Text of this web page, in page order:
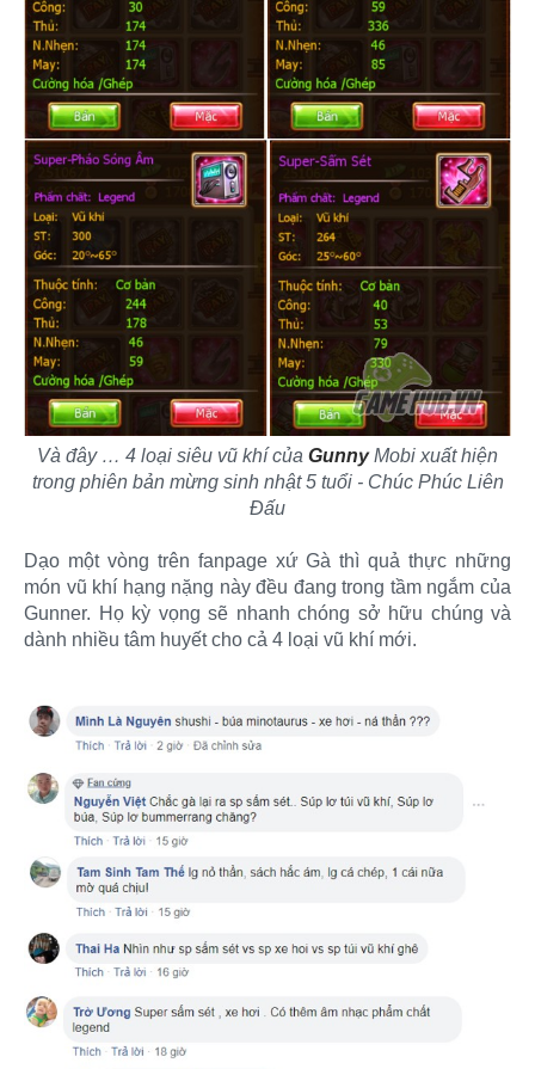
Và đây … 4 loại siêu vũ khí của GunnyMobi xuất hiện
trong phiên bản mừng sinh nhật 5 tuổi - Chúc Phúc Liên
Đấu
Dạo một vòng trên fanpage xứ Gà thì quả thực những
món vũ khí hạng nặng này đều đang trong tầm ngắm của
Gunner. Họ kỳ vọng sẽ nhanh chóng sở hữu chúng và
dành nhiều tâm huyết cho cả 4 loại vũ khí mới.